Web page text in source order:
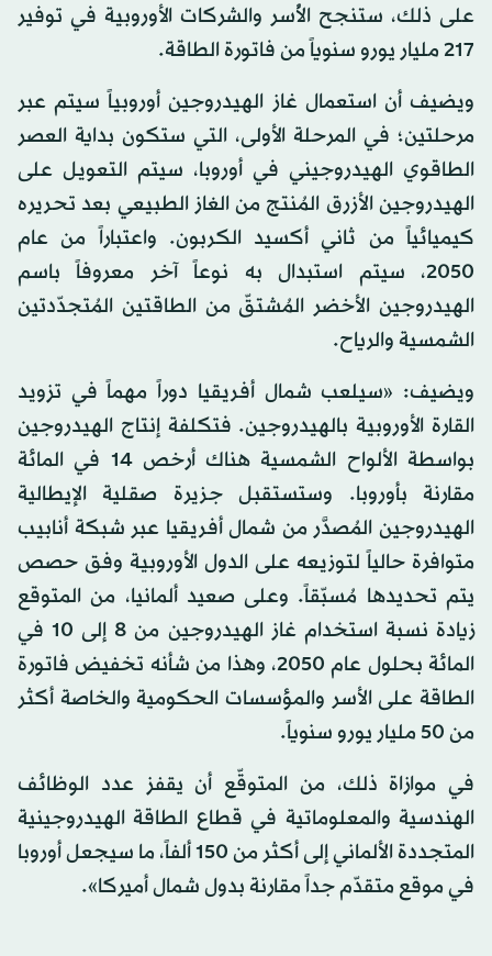
على ذلك، ستنجح الأُسر والشركات الأوروبية في توفير
217 مليار يورو سنوياً من فاتورة الطاقة.
ويضيف أن استعمال غاز الهيدروجين أوروبياً سيتم عبر
مرحلتين؛ في المرحلة الأولى، التي ستكون بداية العصر
الطاقوي الهيدروجيني في أوروبا، سيتم التعويل على
الهيدروجين الأزرق المُنتج من الغاز الطبيعي بعد تحريره
كيميائياً من ثاني أكسيد الكربون. واعتباراً من عام
2050، سيتم استبدال به نوعاً آخر معروفاً باسم
الهيدروجين الأخضر المُشتقّ من الطاقتين المُتجدّدتين
الشمسية والرياح.
ويضيف: «سيلعب شمال أفريقيا دوراً مهماً في تزويد
القارة الأوروبية بالهيدروجين. فتكلفة إنتاج الهيدروجين
بواسطة الألواح الشمسية هناك أرخص 14 في المائة
مقارنة بأوروبا. وستستقبل جزيرة صقلية الإيطالية
الهيدروجين المُصدَّر من شمال أفريقيا عبر شبكة أنابيب
متوافرة حالياً لتوزيعه على الدول الأوروبية وفق حصص
يتم تحديدها مُسبّقاً. وعلى صعيد ألمانيا، من المتوقع
زيادة نسبة استخدام غاز الهيدروجين من 8 إلى 10 في
المائة بحلول عام 2050، وهذا من شأنه تخفيض فاتورة
الطاقة على الأسر والمؤسسات الحكومية والخاصة أكثر
من 50 مليار يورو سنوياً.
في موازاة ذلك، من المتوقّع أن يقفز عدد الوظائف
الهندسية والمعلوماتية في قطاع الطاقة الهيدروجينية
المتجددة الألماني إلى أكثر من 150 ألفاً، ما سيجعل أوروبا
في موقع متقدّم جداً مقارنة بدول شمال أميركا».